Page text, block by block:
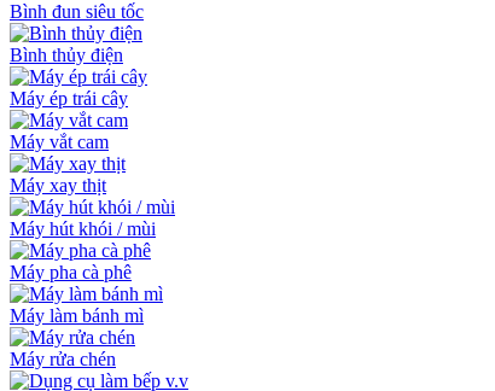
Bình đun siêu tốc
Bình thủy điện
Máy ép trái cây
Máy vắt cam
Máy xay thịt
Máy hút khói / mùi
Máy pha cà phê
Máy làm bánh mì
Máy rửa chén